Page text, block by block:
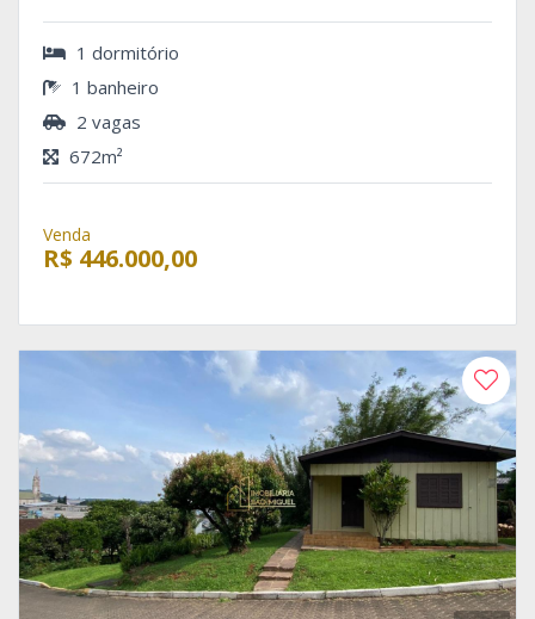
1 dormitório
1 banheiro
2 vagas
672m²
Venda
R$ 446.000,00